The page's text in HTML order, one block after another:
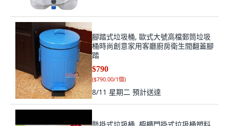
腳踏式垃圾桶, 歐式大號高檔郵筒垃圾
桶時尚創意家用客廳廚房衛生間翻蓋腳
踏
$790
($790.00/1個)
8/11 星期二 預計送達